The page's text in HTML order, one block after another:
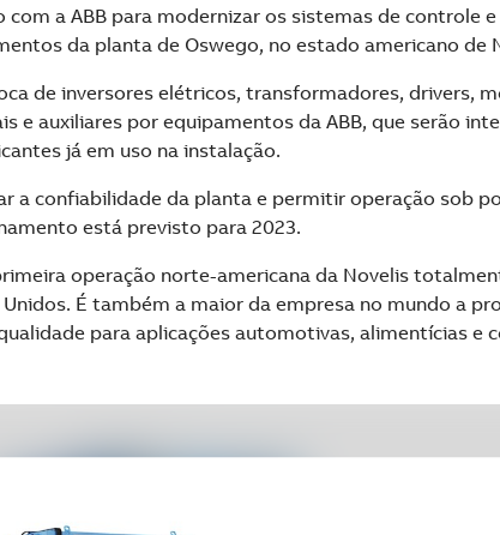
a ABB para modernizar os sistemas de controle
da planta de Oswego, no estado americano de
de inversores elétricos, transformadores, drivers,
e auxiliares por equipamentos da ABB, que serão
já em uso na instalação.
a confiabilidade da planta e permitir operação sob
está previsto para 2023.
operação norte-americana da Novelis
É também a maior da empresa no mundo a
para aplicações automotivas, alimentícias e